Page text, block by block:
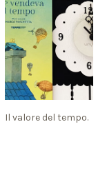
Il valore del tempo.